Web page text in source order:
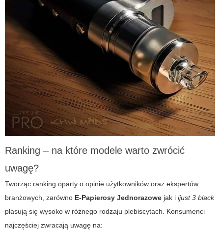
Ranking – na które modele warto zwrócić
uwagę?
Tworząc ranking oparty o opinie użytkowników oraz ekspertów
branżowych, zarówno E-Papierosy Jednorazowe jak i ijust 3 black
plasują się wysoko w różnego rodzaju plebiscytach. Konsumenci
najczęściej zwracają uwagę na: